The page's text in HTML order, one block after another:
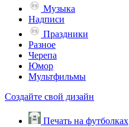
Музыка
Надписи
Праздники
Разное
Черепа
Юмор
Мультфильмы
Создайте свой дизайн
Печать на футболках